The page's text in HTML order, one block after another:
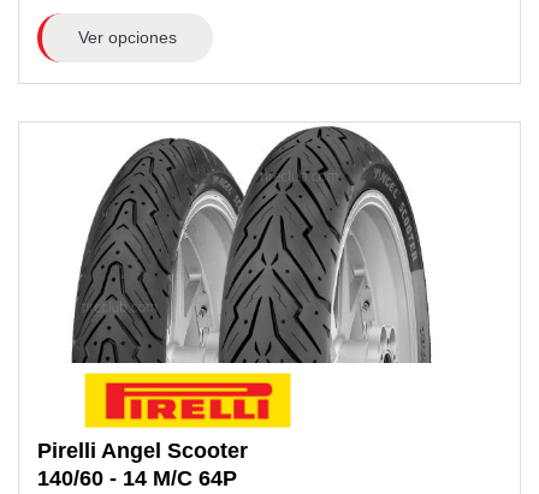
Ver opciones
Pirelli Angel Scooter
140/60 - 14 M/C 64P